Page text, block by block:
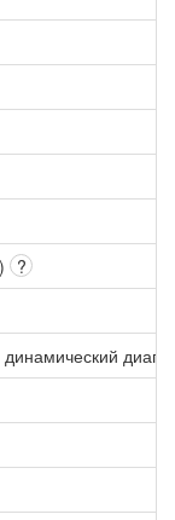
?